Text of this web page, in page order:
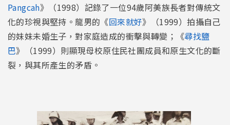
Pangcah》（1998）記錄了一位94歲阿美族長者對傳統文
化的珍視與堅持。龍男的《回來就好》（1999）拍攝自己
的妹妹未婚生子，對家庭造成的衝擊與轉變；《尋找鹽
巴》（1999）則顯現母校原住民社團成員和原生文化的斷
裂，與其所產生的矛盾。